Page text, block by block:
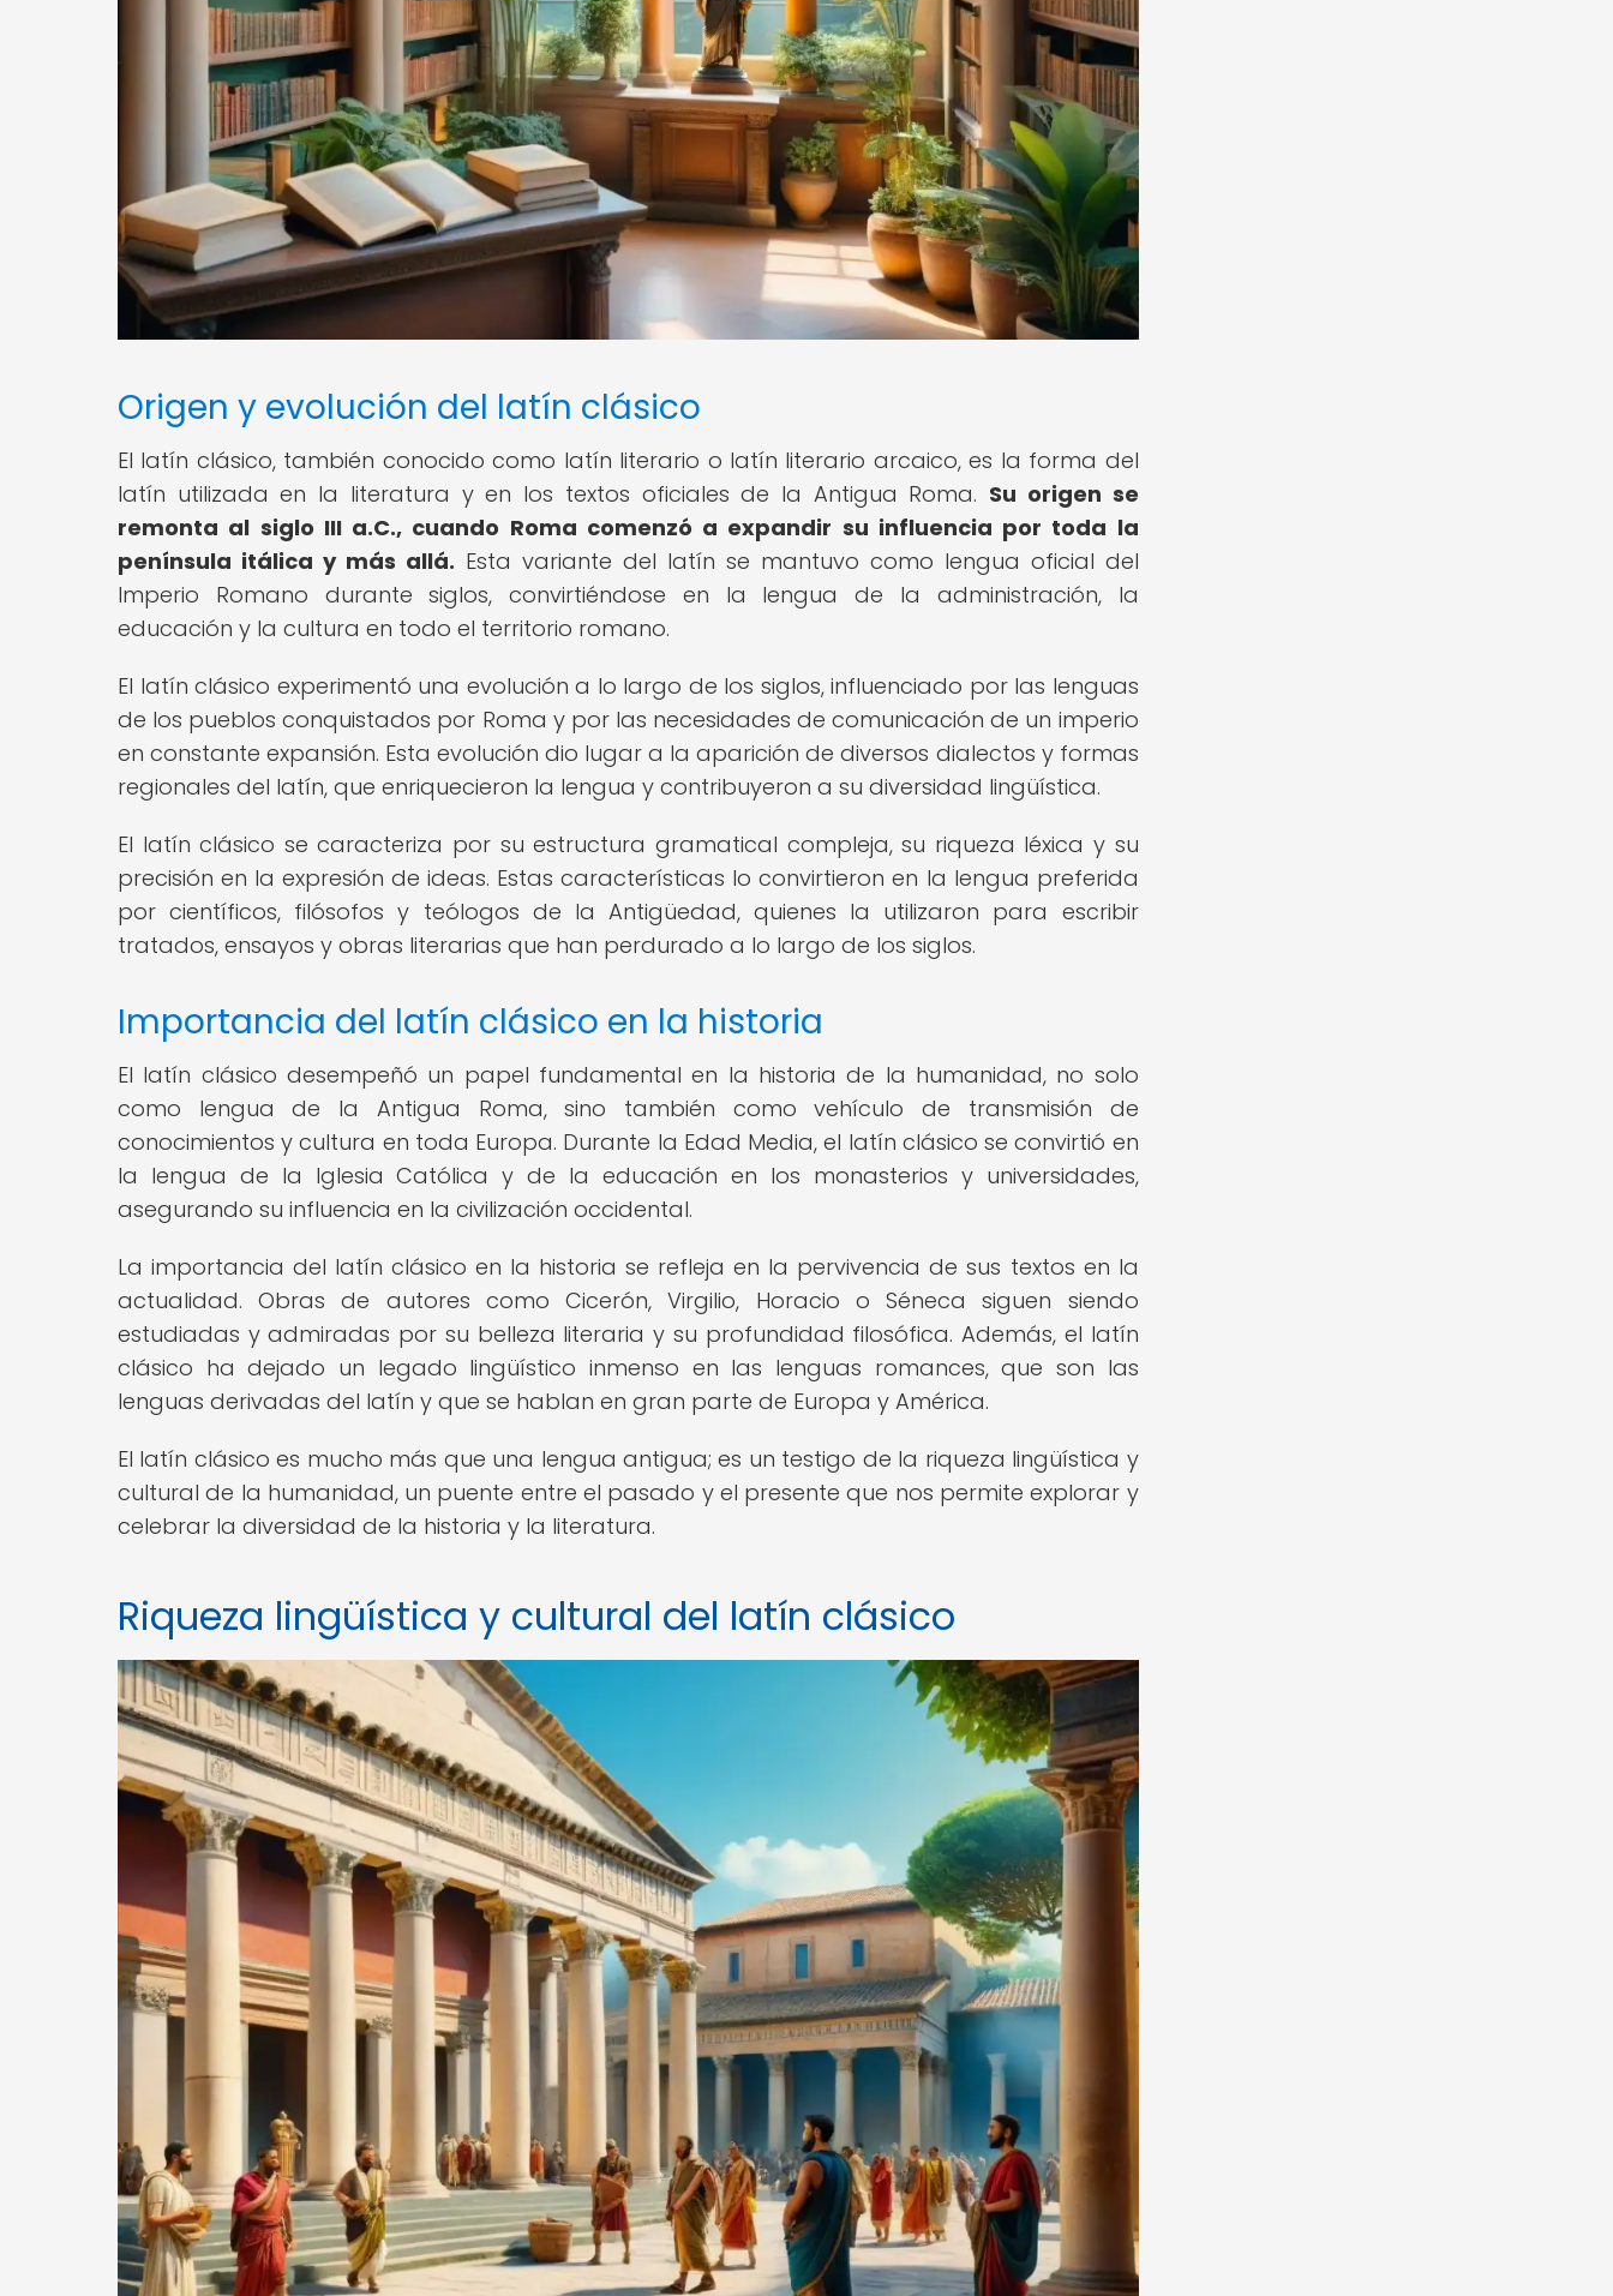
Origen y evolución del latín clásico
El latín clásico, también conocido como latín literario o latín literario arcaico, es la forma del
latín utilizada en la literatura y en los textos oficiales de la Antigua Roma. Su origen se
remonta al siglo III a.C., cuando Roma comenzó a expandir su influencia por toda la
península itálica y más allá. Esta variante del latín se mantuvo como lengua oficial del
Imperio Romano durante siglos, convirtiéndose en la lengua de la administración, la
educación y la cultura en todo el territorio romano.
El latín clásico experimentó una evolución a lo largo de los siglos, influenciado por las lenguas
de los pueblos conquistados por Roma y por las necesidades de comunicación de un imperio
en constante expansión. Esta evolución dio lugar a la aparición de diversos dialectos y formas
regionales del latín, que enriquecieron la lengua y contribuyeron a su diversidad lingüística.
El latín clásico se caracteriza por su estructura gramatical compleja, su riqueza léxica y su
precisión en la expresión de ideas. Estas características lo convirtieron en la lengua preferida
por científicos, filósofos y teólogos de la Antigüedad, quienes la utilizaron para escribir
tratados, ensayos y obras literarias que han perdurado a lo largo de los siglos.
Importancia del latín clásico en la historia
El latín clásico desempeñó un papel fundamental en la historia de la humanidad, no solo
como lengua de la Antigua Roma, sino también como vehículo de transmisión de
conocimientos y cultura en toda Europa. Durante la Edad Media, el latín clásico se convirtió en
la lengua de la Iglesia Católica y de la educación en los monasterios y universidades,
asegurando su influencia en la civilización occidental.
La importancia del latín clásico en la historia se refleja en la pervivencia de sus textos en la
actualidad. Obras de autores como Cicerón, Virgilio, Horacio o Séneca siguen siendo
estudiadas y admiradas por su belleza literaria y su profundidad filosófica. Además, el latín
clásico ha dejado un legado lingüístico inmenso en las lenguas romances, que son las
lenguas derivadas del latín y que se hablan en gran parte de Europa y América.
El latín clásico es mucho más que una lengua antigua; es un testigo de la riqueza lingüística y
cultural de la humanidad, un puente entre el pasado y el presente que nos permite explorar y
celebrar la diversidad de la historia y la literatura.
Riqueza lingüística y cultural del latín clásico